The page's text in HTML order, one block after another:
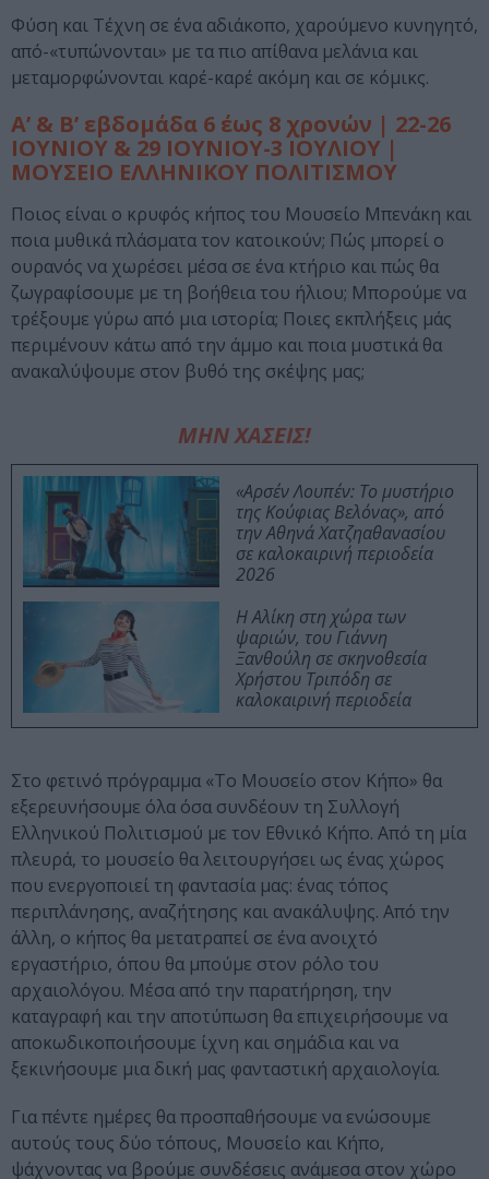
Φύση και Τέχνη σε ένα αδιάκοπο, χαρούμενο κυνηγητό,
από-«τυπώνονται» με τα πιο απίθανα μελάνια και
μεταμορφώνονται καρέ-καρέ ακόμη και σε κόμικς.
Α’ & Β’ εβδομάδα 6 έως 8 χρονών | 22-26
ΙΟΥΝΙΟΥ & 29 ΙΟΥΝΙΟΥ-3 ΙΟΥΛΙΟΥ |
ΜΟΥΣΕΙΟ ΕΛΛΗΝΙΚΟΥ ΠΟΛΙΤΙΣΜΟΥ
Ποιος είναι ο κρυφός κήπος του Μουσείο Μπενάκη και
ποια μυθικά πλάσματα τον κατοικούν; Πώς μπορεί ο
ουρανός να χωρέσει μέσα σε ένα κτήριο και πώς θα
ζωγραφίσουμε με τη βοήθεια του ήλιου; Μπορούμε να
τρέξουμε γύρω από μια ιστορία; Ποιες εκπλήξεις μάς
περιμένουν κάτω από την άμμο και ποια μυστικά θα
ανακαλύψουμε στον βυθό της σκέψης μας;
ΜΗΝ ΧΑΣΕΙΣ!
«Αρσέν Λουπέν: Το μυστήριο
της Κούφιας Βελόνας», από
την Αθηνά Χατζηαθανασίου
σε καλοκαιρινή περιοδεία
2026
Η Αλίκη στη χώρα των
ψαριών, του Γιάννη
Ξανθούλη σε σκηνοθεσία
Χρήστου Τριπόδη σε
καλοκαιρινή περιοδεία
Στο φετινό πρόγραμμα «Το Μουσείο στον Κήπο» θα
εξερευνήσουμε όλα όσα συνδέουν τη Συλλογή
Ελληνικού Πολιτισμού με τον Εθνικό Κήπο. Από τη μία
πλευρά, το μουσείο θα λειτουργήσει ως ένας χώρος
που ενεργοποιεί τη φαντασία μας: ένας τόπος
περιπλάνησης, αναζήτησης και ανακάλυψης. Από την
άλλη, ο κήπος θα μετατραπεί σε ένα ανοιχτό
εργαστήριο, όπου θα μπούμε στον ρόλο του
αρχαιολόγου. Μέσα από την παρατήρηση, την
καταγραφή και την αποτύπωση θα επιχειρήσουμε να
αποκωδικοποιήσουμε ίχνη και σημάδια και να
ξεκινήσουμε μια δική μας φανταστική αρχαιολογία.
Για πέντε ημέρες θα προσπαθήσουμε να ενώσουμε
αυτούς τους δύο τόπους, Μουσείο και Κήπο,
ψάχνοντας να βρούμε συνδέσεις ανάμεσα στον χώρο